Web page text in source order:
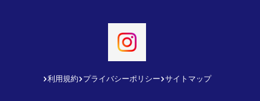
利用規約 プライバシーポリシー サイトマップ